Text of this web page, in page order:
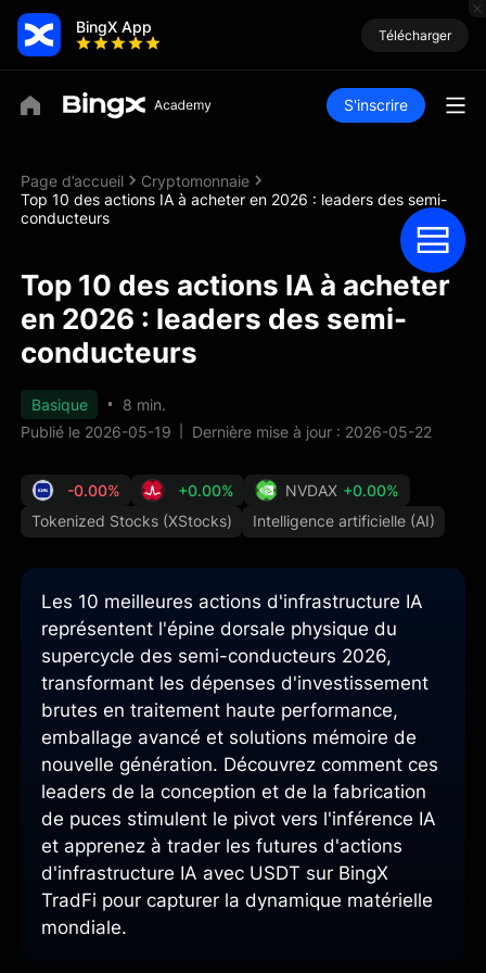
BingX App Télécharger
S'inscrire
Page d’accueil
Cryptomonnaie
Top 10 des actions IA à acheter en 2026 : leaders des semi-
conducteurs
Top 10 des actions IA à acheter
en 2026 : leaders des semi-
conducteurs
Basique
8 min.
Publié le 2026-05-19
Dernière mise à jour : 2026-05-22
-0.00% +0.00% NVDAX +0.00%
Tokenized Stocks (XStocks)
Intelligence artificielle (AI)
Les 10 meilleures actions d'infrastructure IA
représentent l'épine dorsale physique du
supercycle des semi-conducteurs 2026,
transformant les dépenses d'investissement
brutes en traitement haute performance,
emballage avancé et solutions mémoire de
nouvelle génération. Découvrez comment ces
leaders de la conception et de la fabrication
de puces stimulent le pivot vers l'inférence IA
et apprenez à trader les futures d'actions
d'infrastructure IA avec USDT sur BingX
TradFi pour capturer la dynamique matérielle
mondiale.